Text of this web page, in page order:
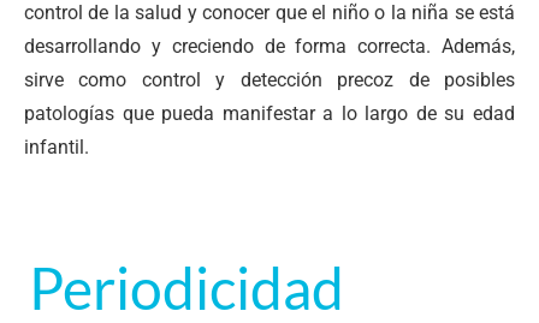
control de la salud y conocer que el niño o la niña se está
desarrollando y creciendo de forma correcta. Además,
sirve como control y detección precoz de posibles
patologías que pueda manifestar a lo largo de su edad
infantil.
Periodicidad